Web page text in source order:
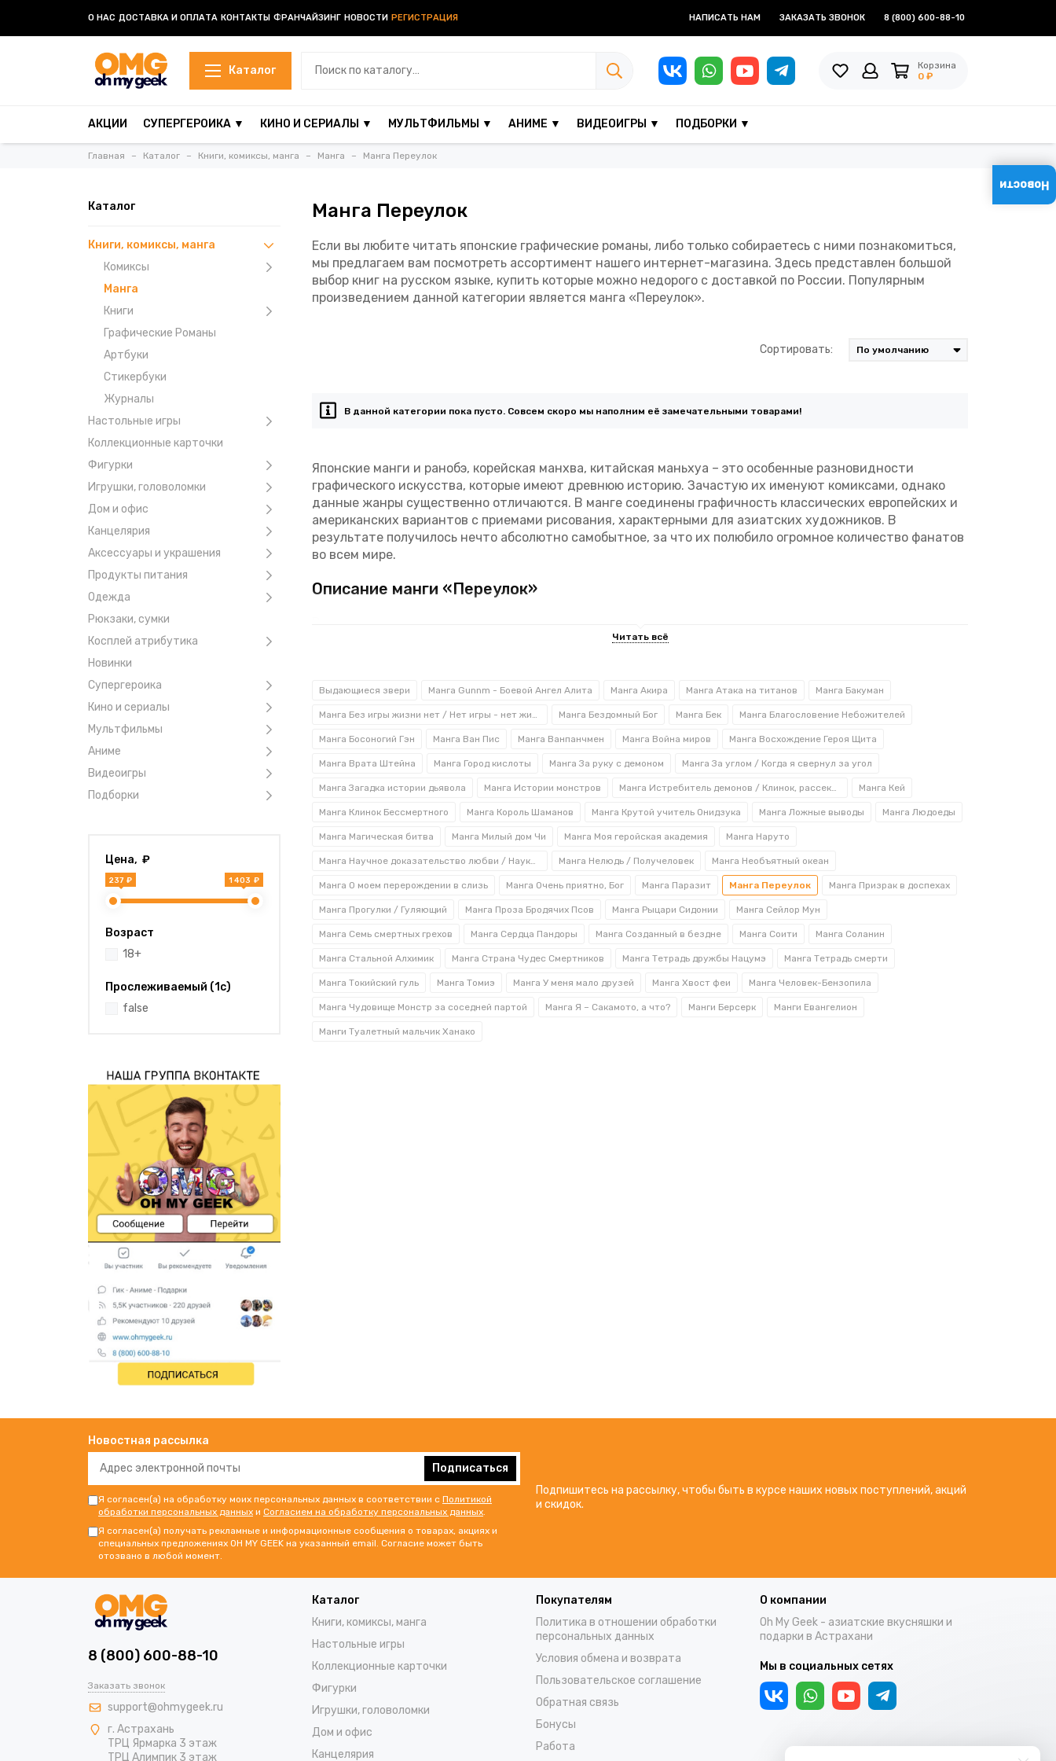
О НАС ДОСТАВКА И ОПЛАТА КОНТАКТЫ ФРАНЧАЙЗИНГ РЕГИСТРАЦИЯ
НОВОСТИ НАПИСАТЬ НАМ ЗАКАЗАТЬ ЗВОНОК 8 (800) 600-88-10
Каталог
Корзина
0 ₽
АКЦИИ СУПЕРГЕРОИКА ▼ КИНО И СЕРИАЛЫ ▼ МУЛЬТФИЛЬМЫ ▼ АНИМЕ ▼ ВИДЕОИГРЫ ▼ ПОДБОРКИ ▼
Главная Каталог Книги, комиксы, манга Манга Манга Переулок
Каталог
Книги, комиксы, манга
Комиксы
Манга
Книги
Графические Романы
Артбуки
Стикербуки
Журналы
Настольные игры
Коллекционные карточки
Фигурки
Игрушки, головоломки
Дом и офис
Канцелярия
Аксессуары и украшения
Продукты питания
Одежда
Рюкзаки, сумки
Косплей атрибутика
Новинки
Супергероика
Кино и сериалы
Мультфильмы
Аниме
Видеоигры
Подборки
Цена, ₽
237 ₽ 1 403 ₽
Возраст
18+
Прослеживаемый (1с)
false
Манга Переулок
Если вы любите читать японские графические романы, либо только собираетесь с ними познакомиться,
мы предлагаем вам посмотреть ассортимент нашего интернет-магазина. Здесь представлен большой
выбор книг на русском языке, купить которые можно недорого с доставкой по России. Популярным
произведением данной категории является манга «Переулок».
Сортировать:
В данной категории пока пусто. Совсем скоро мы наполним её замечательными товарами!
Японские манги и ранобэ, корейская манхва, китайская маньхуа – это особенные разновидности
графического искусства, которые имеют древнюю историю. Зачастую их именуют комиксами, однако
данные жанры существенно отличаются. В манге соединены графичность классических европейских и
американских вариантов с приемами рисования, характерными для азиатских художников. В
результате получилось нечто абсолютно самобытное, за что их полюбило огромное количество фанатов
во всем мире.
Описание манги «Переулок»
появляются неясные очертания людей, ситуация становится действительно пугающей. Не стоит
«Переулок» - новая серия манги Дзюндзи Ито, японского мангаки, являющегося создателем множества
известных произведений. Сборник включает 11 рассказов, каждый из которых представляет собой окно
в подобную бездну. Многие ли решатся заглянуть в нее?
Мы рады предложить поклонникам аниме и японских графических романов широкий ассортимент гик-
низкие цены;
в продаже только качественная сертифицированная продукция;
каталог постоянно пополняется, поэтому вы всегда сможете найти что-то новое для расширения
личной коллекции;
товары доставляются в любой город;
возможность заказать мангу «Переулок» и другие произведения онлайн прямо из дома.
позвонив нам по номеру 8 (800) 600-88-10. Всю информацию, касающуюся ассортимента или
характеристик конкретного товара, имеющегося в наличии, вы можете задать нашему менеджеру.
Выдающиеся звери Манга Gunnm - Боевой Ангел Алита Манга Акира Манга Атака на титанов Манга Бакуман
Манга Без игры жизни нет / Нет игры - нет жизни Манга Бездомный Бог Манга Бек Манга Благословение Небожителей
Манга Босоногий Гэн Манга Ван Пис Манга Ванпанчмен Манга Война миров Манга Восхождение Героя Щита
Манга Врата Штейна Манга Город кислоты Манга За руку с демоном Манга За углом / Когда я свернул за угол
Манга Загадка истории дьявола Манга Истории монстров Манга Истребитель демонов / Клинок, рассекающий демонов Манга Кей
Манга Клинок Бессмертного Манга Король Шаманов Манга Крутой учитель Онидзука Манга Ложные выводы Манга Людоеды
Манга Магическая битва Манга Милый дом Чи Манга Моя геройская академия Манга Наруто
Манга Научное доказательство любви / Наука влюблена и мы докажем это Манга Нелюдь / Получеловек Манга Необъятный океан
Манга О моем перерождении в слизь Манга Очень приятно, Бог Манга Паразит Манга Переулок Манга Призрак в доспехах
Манга Прогулки / Гуляющий Манга Проза Бродячих Псов Манга Рыцари Сидонии Манга Сейлор Мун
Манга Семь смертных грехов Манга Сердца Пандоры Манга Созданный в бездне Манга Соити Манга Соланин
Манга Стальной Алхимик Манга Страна Чудес Смертников Манга Тетрадь дружбы Нацумэ Манга Тетрадь смерти
Манга Токийский гуль Манга Томиэ Манга У меня мало друзей Манга Хвост феи Манга Человек-Бензопила
Манга Чудовище Монстр за соседней партой Манга Я – Сакамото, а что? Манги Берсерк Манги Евангелион
Манги Туалетный мальчик Ханако
Новостная рассылка
Подписаться
Я согласен(а) на обработку моих персональных данных в соответствии с Политикой
обработки персональных данных и Согласием на обработку персональных данных
Я согласен(а) получать рекламные и информационные сообщения о товарах, акциях и
специальных предложениях OH MY GEEK на указанный email. Согласие может быть
отозвано в любой момент.
Подпишитесь на рассылку, чтобы быть в курсе наших новых поступлений, акций
и скидок.
8 (800) 600-88-10
Заказать звонок
support@ohmygeek.ru
г. Астрахань
ТРЦ Ярмарка 3 этаж
ТРЦ Алимпик 3 этаж
Каталог
Книги, комиксы, манга
Настольные игры
Коллекционные карточки
Фигурки
Игрушки, головоломки
Дом и офис
Канцелярия
Покупателям
Политика в отношении обработки
персональных данных
Условия обмена и возврата
Пользовательское соглашение
Обратная связь
Бонусы
Работа
О компании
Oh My Geek - азиатские вкусняшки и
подарки в Астрахани
Мы в социальных сетях
Новости